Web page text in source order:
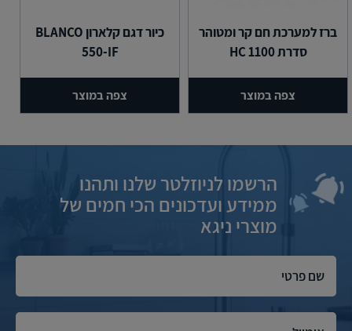
ברז למערכת חם קר ומטוהר
סדרת HC 1100
צפה במוצר
כיור דגם קלארון BLANCO
550-IF
צפה במוצר
הרשמו לניוזלטר שלנו ותהנו
ממידע ועדכונים הכי חמים של
מוצרי ניגא